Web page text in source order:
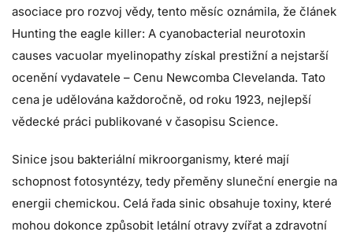
asociace pro rozvoj vědy, tento měsíc oznámila, že článek
Hunting the eagle killer: A cyanobacterial neurotoxin
causes vacuolar myelinopathy získal prestižní a nejstarší
ocenění vydavatele – Cenu Newcomba Clevelanda. Tato
cena je udělována každoročně, od roku 1923, nejlepší
vědecké práci publikované v časopisu Science.
Sinice jsou bakteriální mikroorganismy, které mají
schopnost fotosyntézy, tedy přeměny sluneční energie na
energii chemickou. Celá řada sinic obsahuje toxiny, které
mohou dokonce způsobit letální otravy zvířat a zdravotní